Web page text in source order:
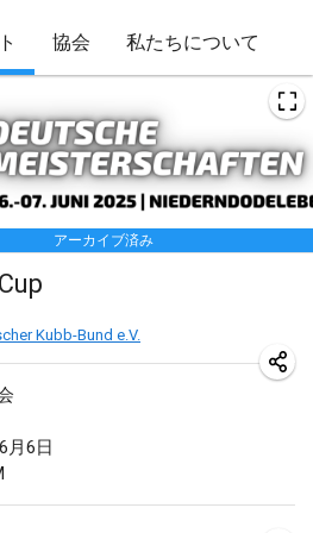
協会 私たちについて
アーカイブ済み
Kubb-Bund e.V.
月6日
for the Shovel
年1月18日|アメリカ合衆国
Lake Superior Ice Festival Kubb Tournament
1月25日
年1月26日|ベルギー
De Rode Lantaarn
年3月15日|ベルギー